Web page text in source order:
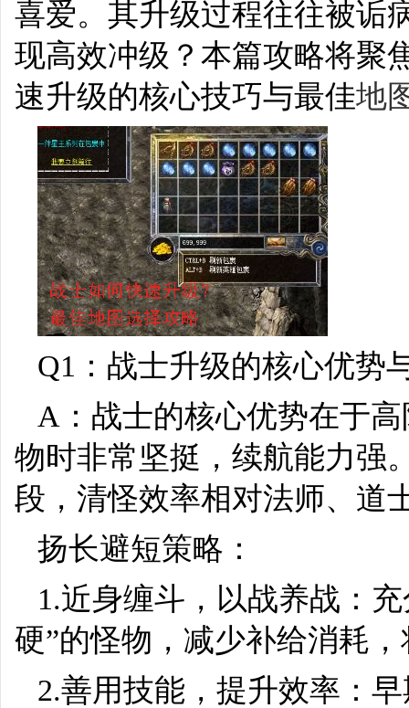
喜爱。其升级过程往往被诟
现高效冲级？本篇攻略将聚
速升级的核心技巧与最佳地
Q1：战士升级的核心优势
A：战士的核心优势在于
物时非常坚挺，续航能力强
段，清怪效率相对法师、道
扬长避短策略：
1.近身缠斗，以战养战：
硬”的怪物，减少补给消耗
2.善用技能，提升效率：